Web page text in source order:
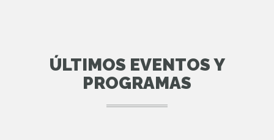
ÚLTIMOS EVENTOS Y
PROGRAMAS